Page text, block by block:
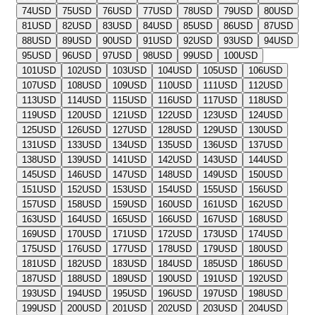
74USD 75USD 76USD 77USD 78USD 79USD 80USD
81USD 82USD 83USD 84USD 85USD 86USD 87USD
88USD 89USD 90USD 91USD 92USD 93USD 94USD
95USD 96USD 97USD 98USD 99USD 100USD
101USD 102USD 103USD 104USD 105USD 106USD
107USD 108USD 109USD 110USD 111USD 112USD
113USD 114USD 115USD 116USD 117USD 118USD
119USD 120USD 121USD 122USD 123USD 124USD
125USD 126USD 127USD 128USD 129USD 130USD
131USD 133USD 134USD 135USD 136USD 137USD
138USD 139USD 141USD 142USD 143USD 144USD
145USD 146USD 147USD 148USD 149USD 150USD
151USD 152USD 153USD 154USD 155USD 156USD
157USD 158USD 159USD 160USD 161USD 162USD
163USD 164USD 165USD 166USD 167USD 168USD
169USD 170USD 171USD 172USD 173USD 174USD
175USD 176USD 177USD 178USD 179USD 180USD
181USD 182USD 183USD 184USD 185USD 186USD
187USD 188USD 189USD 190USD 191USD 192USD
193USD 194USD 195USD 196USD 197USD 198USD
199USD 200USD 201USD 202USD 203USD 204USD